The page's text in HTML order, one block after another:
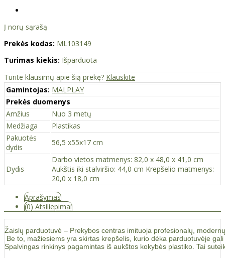
Į norų sąrašą
Prekės kodas: ML103149
Turimas kiekis: Išparduota
Turite klausimų apie šią prekę? Klauskite
Gamintojas: MALPLAY
Prekės duomenys
Amžius
Nuo 3 metų
Medžiaga
Plastikas
Pakuotės
dydis
56,5 x55x17 cm
Dydis
Darbo vietos matmenys: 82,0 x 48,0 x 41,0 cm
Aukštis iki stalviršio: 44,0 cm Krepšelio matmenys:
20,0 x 18,0 cm
Aprašymas
(0) Atsiliepimai
Žaislų parduotuvė – Prekybos centras imituoja profesionalų,
Be to, mažiesiems yra skirtas krepšelis, kurio dėka parduotuvėje
Spalvingas rinkinys pagamintas iš aukštos kokybės plastiko. Tai